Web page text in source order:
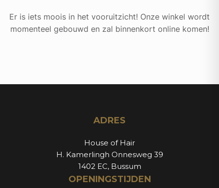
Er is iets moois in het vooruitzicht! Onze winkel wordt
momenteel gebouwd en zal binnenkort online komen!
ADRES
House of Hair
H. Kamerlingh Onnesweg 39
1402 EC, Bussum
OPENINGSTIJDEN